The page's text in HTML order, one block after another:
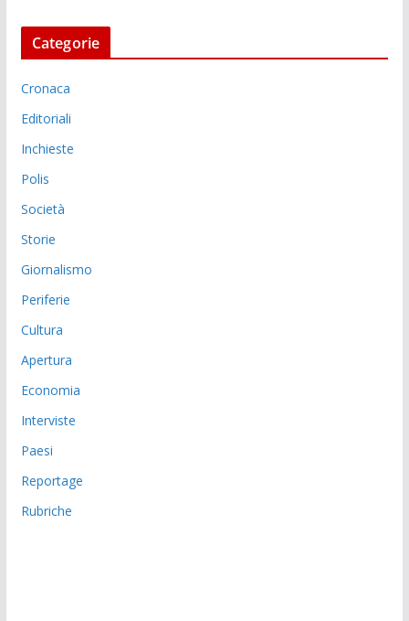
Categorie
Cronaca
Editoriali
Inchieste
Polis
Società
Storie
Giornalismo
Periferie
Cultura
Apertura
Economia
Interviste
Paesi
Reportage
Rubriche